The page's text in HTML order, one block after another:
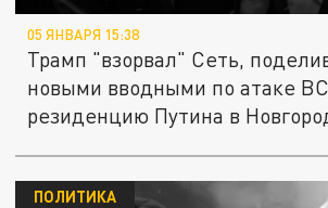
05 ЯНВАРЯ 15:38
Трамп "взорвал" Сеть,
новыми вводными по атаке
резиденцию Путина в
ПОЛИТИКА